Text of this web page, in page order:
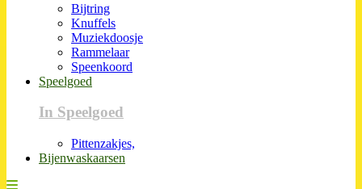
Bijtring
Knuffels
Muziekdoosje
Rammelaar
Speenkoord
Speelgoed
In Speelgoed
Pittenzakjes,
Bijenwaskaarsen